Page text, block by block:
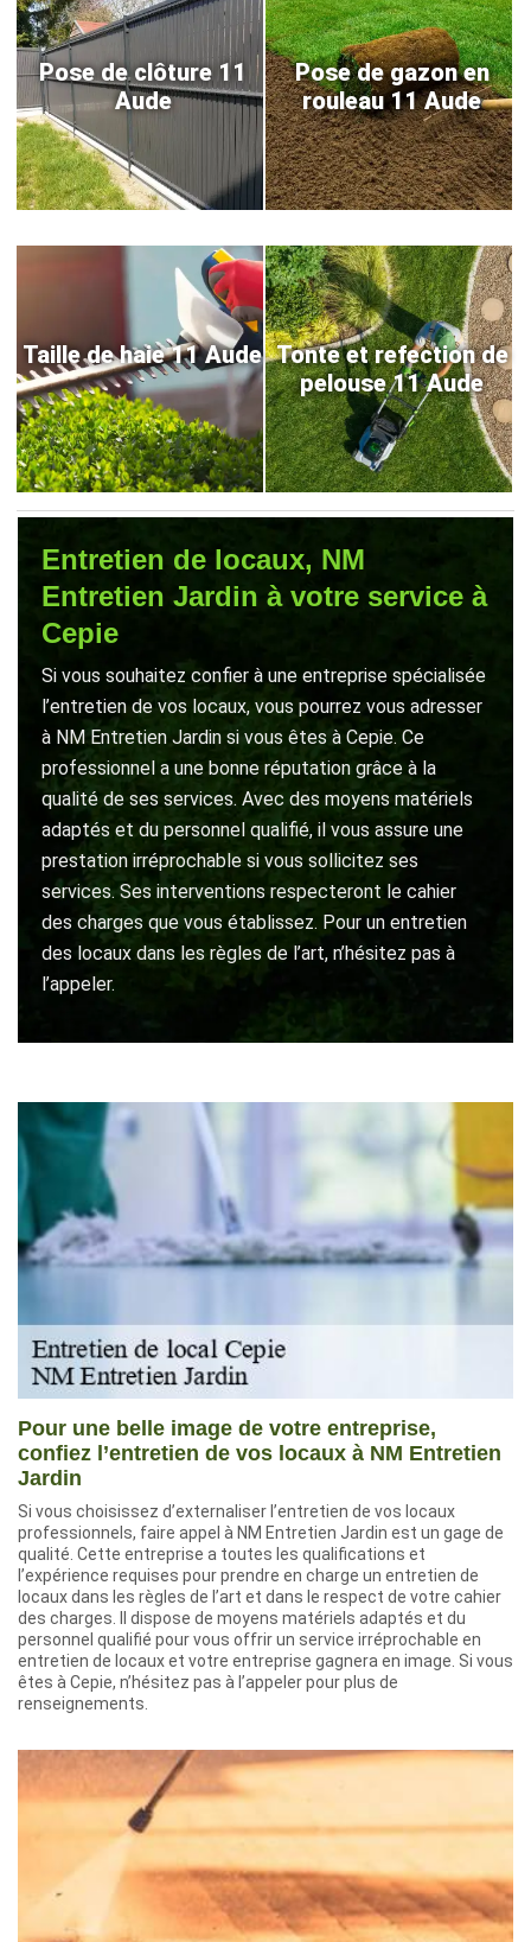
Pose de clôture 11
Aude
Pose de gazon en
rouleau 11 Aude
Taille de haie 11 Aude Tonte et refection de
pelouse 11 Aude
Entretien de locaux, NM
Entretien Jardin à votre service à
Cepie
Si vous souhaitez confier à une entreprise spécialisée
l’entretien de vos locaux, vous pourrez vous adresser
à NM Entretien Jardin si vous êtes à Cepie. Ce
professionnel a une bonne réputation grâce à la
qualité de ses services. Avec des moyens matériels
adaptés et du personnel qualifié, il vous assure une
prestation irréprochable si vous sollicitez ses
services. Ses interventions respecteront le cahier
des charges que vous établissez. Pour un entretien
des locaux dans les règles de l’art, n’hésitez pas à
l’appeler.
Pour une belle image de votre entreprise,
confiez l’entretien de vos locaux à NM Entretien
Jardin
Si vous choisissez d’externaliser l’entretien de vos locaux
professionnels, faire appel à NM Entretien Jardin est un gage de
qualité. Cette entreprise a toutes les qualifications et
l’expérience requises pour prendre en charge un entretien de
locaux dans les règles de l’art et dans le respect de votre cahier
des charges. Il dispose de moyens matériels adaptés et du
personnel qualifié pour vous offrir un service irréprochable en
entretien de locaux et votre entreprise gagnera en image. Si vous
êtes à Cepie, n’hésitez pas à l’appeler pour plus de
renseignements.